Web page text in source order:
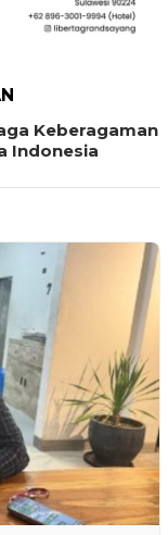
Keberagaman
Indonesia